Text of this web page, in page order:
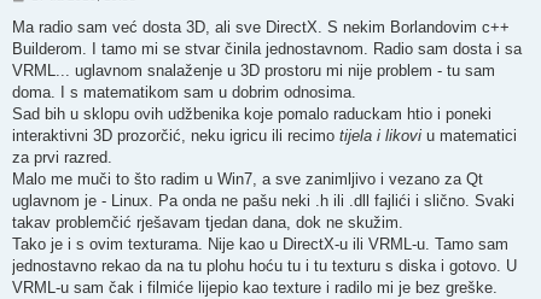
s
Ma radio sam već dosta 3D, ali sve DirectX. S nekim Borlandovim c++
Builderom. I tamo mi se stvar činila jednostavnom. Radio sam dosta i sa
VRML... uglavnom snalaženje u 3D prostoru mi nije problem - tu sam
doma. I s matematikom sam u dobrim odnosima.
Sad bih u sklopu ovih udžbenika koje pomalo raduckam htio i poneki
interaktivni 3D prozorčić, neku igricu ili recimo tijela i likovi u matematici
za prvi razred.
Malo me muči to što radim u Win7, a sve zanimljivo i vezano za Qt
uglavnom je - Linux. Pa onda ne pašu neki .h ili .dll fajlići i slično. Svaki
takav problemčić rješavam tjedan dana, dok ne skužim.
Tako je i s ovim texturama. Nije kao u DirectX-u ili VRML-u. Tamo sam
jednostavno rekao da na tu plohu hoću tu i tu texturu s diska i gotovo. U
VRML-u sam čak i filmiće lijepio kao texture i radilo mi je bez greške.